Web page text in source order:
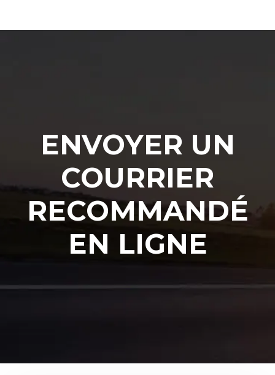
ENVOYER UN
COURRIER
RECOMMANDÉ
EN LIGNE